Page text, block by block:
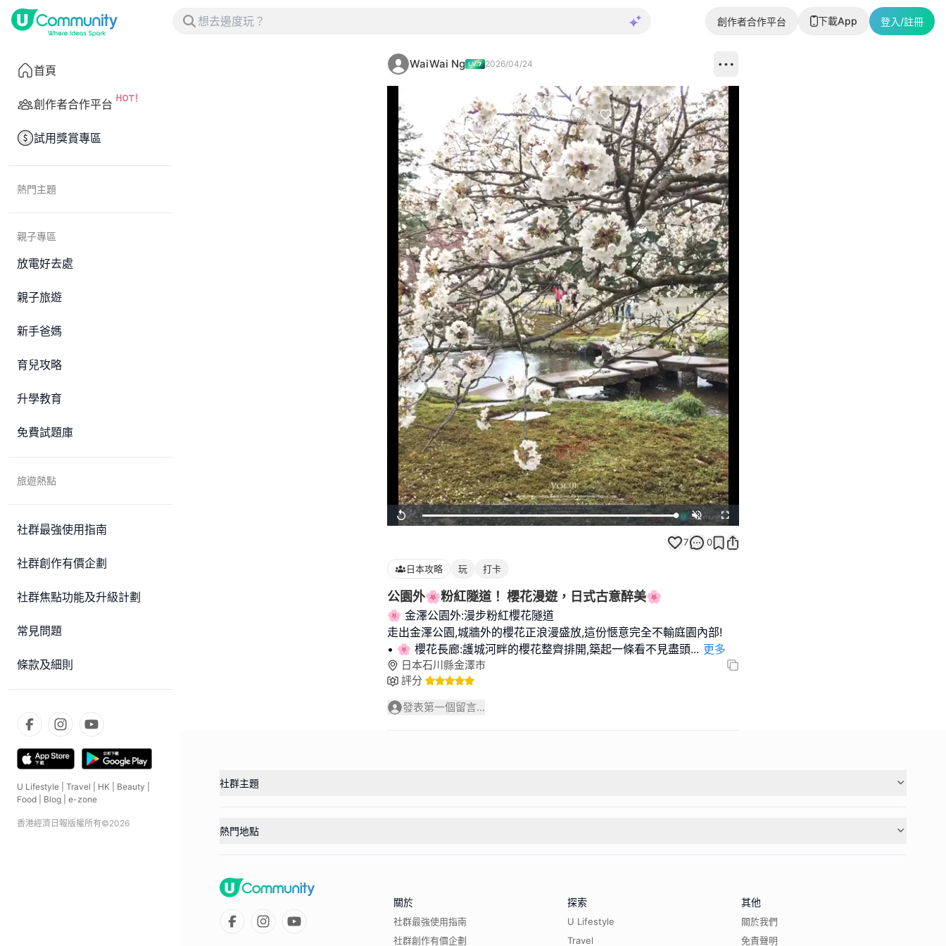
創作者合作平台 下載App 登入/註冊
首頁
創作者合作平台
試用獎賞專區
熱門主題
親子專區
放電好去處
親子旅遊
新手爸媽
育兒攻略
升學教育
免費試題庫
旅遊熱點
社群最強使用指南
社群創作有價企劃
社群焦點功能及升級計劃
常見問題
條款及細則
U Lifestyle Travel HK Beauty
Food
Blog e-zone
香港經濟日報版權所有©2026
WaiWai Ng 2026/04/24
Replay Loaded:
100.00%
Unmute Fullscreen
7 0
日本攻略 玩 打卡
公園外🌸粉紅隧道！ 櫻花漫遊，日式古意醉美🌸
🌸 金澤公園外:漫步粉紅櫻花隧道
走出金澤公園,城牆外的櫻花正浪漫盛放,這份愜意完全不輸庭園內部!
• 🌸 櫻花長廊:護城河畔的櫻花整齊排開,築起一條看不見盡頭... 更多
日本石川縣金澤市
評分
發表第一個留言...
社群主題
熱門地點
關於
社群最強使用指南
社群創作有價企劃
探索
U Lifestyle
Travel
其他
關於我們
免責聲明